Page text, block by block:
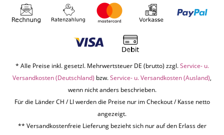
* Alle Preise inkl. gesetzl. Mehrwertsteuer DE (brutto) zzgl.Service- u.
Versandkosten (Deutschland) bzw.Service- u. Versandkosten (Ausland),
wenn nicht anders beschrieben.
Für die Länder CH / LI werden die Preise nur im Checkout / Kasse netto
angezeigt.
** Versandkostenfreie Lieferung bezieht sich nur auf den Erlass der